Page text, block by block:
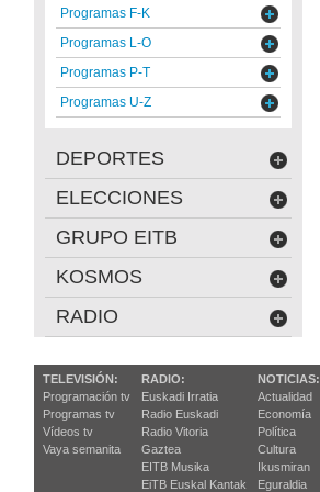
Programas F-K
Programas L-O
Programas P-T
Programas U-Z
DEPORTES
ELECCIONES
GRUPO EITB
KOSMOS
RADIO
TELEVISIÓN:
Programación tv
Programas tv
Vídeos tv
Vaya semanita
RADIO:
Euskadi Irratia
Radio Euskadi
Radio Vitoria
Gaztea
EITB Musika
EiTB Euskal Kantak
NOTICIAS:
Actualidad
Economía
Política
Cultura
Ikusmiran
Eguraldia